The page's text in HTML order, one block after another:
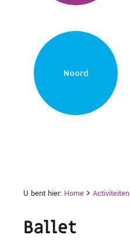
Noord
U bent hier: Home Activiteiten
Ballet